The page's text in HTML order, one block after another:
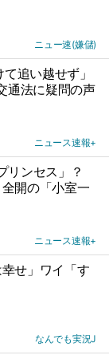
ニュー速(嫌儲)
追い越せず」
通法に疑問の声
ニュース速報+
リンセス」？
開の「小室一
ニュース速報+
せ」ワイ「す
なんでも実況J